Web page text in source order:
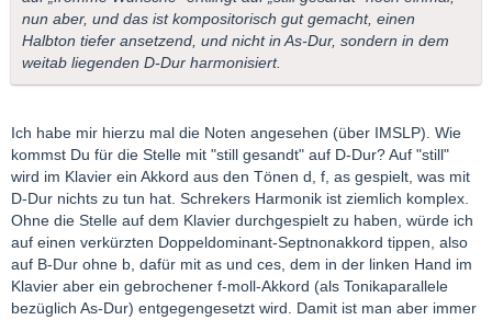
nun aber, und das ist kompositorisch gut gemacht, einen
Halbton tiefer ansetzend, und nicht in As-Dur, sondern in dem
weitab liegenden D-Dur harmonisiert.
Ich habe mir hierzu mal die Noten angesehen (über IMSLP). Wie
kommst Du für die Stelle mit "still gesandt" auf D-Dur? Auf "still"
wird im Klavier ein Akkord aus den Tönen d, f, as gespielt, was mit
D-Dur nichts zu tun hat. Schrekers Harmonik ist ziemlich komplex.
Ohne die Stelle auf dem Klavier durchgespielt zu haben, würde ich
auf einen verkürzten Doppeldominant-Septnonakkord tippen, also
auf B-Dur ohne b, dafür mit as und ces, dem in der linken Hand im
Klavier aber ein gebrochener f-moll-Akkord (als Tonikaparallele
bezüglich As-Dur) entgegengesetzt wird. Damit ist man aber immer